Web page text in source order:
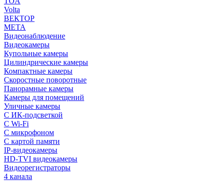
Volta
ВЕКТОР
МЕТА
Видеонаблюдение
Видеокамеры
Купольные камеры
Цилиндрические камеры
Компактные камеры
Скоростные поворотные
Панорамные камеры
Камеры для помещений
Уличные камеры
С ИК-подсветкой
С Wi-Fi
С микрофоном
С картой памяти
IP-видеокамеры
HD-TVI видеокамеры
Видеорегистраторы
4 канала